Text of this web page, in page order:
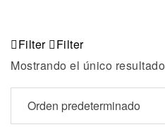
Filter
Filter
Mostrando el único resultado